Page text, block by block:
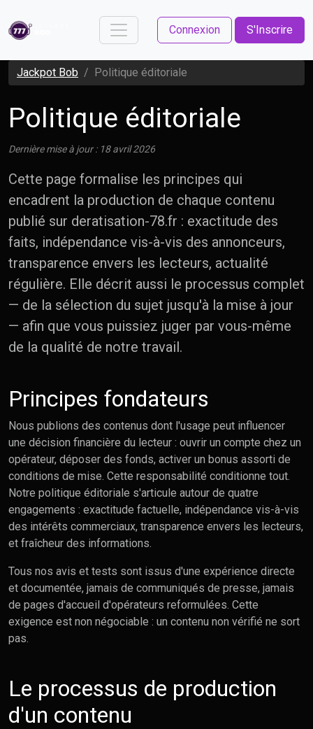
Connexion S'Inscrire
Jackpot Bob Politique éditoriale
Politique éditoriale
Dernière mise à jour : 18 avril 2026
Cette page formalise les principes qui
encadrent la production de chaque contenu
publié sur deratisation-78.fr : exactitude des
faits, indépendance vis-à-vis des annonceurs,
transparence envers les lecteurs, actualité
régulière. Elle décrit aussi le processus complet
— de la sélection du sujet jusqu'à la mise à jour
— afin que vous puissiez juger par vous-même
de la qualité de notre travail.
Principes fondateurs
Nous publions des contenus dont l'usage peut influencer
une décision financière du lecteur : ouvrir un compte chez un
opérateur, déposer des fonds, activer un bonus assorti de
conditions de mise. Cette responsabilité conditionne tout.
Notre politique éditoriale s'articule autour de quatre
engagements : exactitude factuelle, indépendance vis-à-vis
des intérêts commerciaux, transparence envers les lecteurs,
et fraîcheur des informations.
Tous nos avis et tests sont issus d'une expérience directe
et documentée, jamais de communiqués de presse, jamais
de pages d'accueil d'opérateurs reformulées. Cette
exigence est non négociable : un contenu non vérifié ne sort
pas.
Le processus de production
d'un contenu